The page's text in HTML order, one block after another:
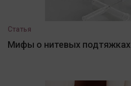
Статья
Мифы о нитевых подтяжках